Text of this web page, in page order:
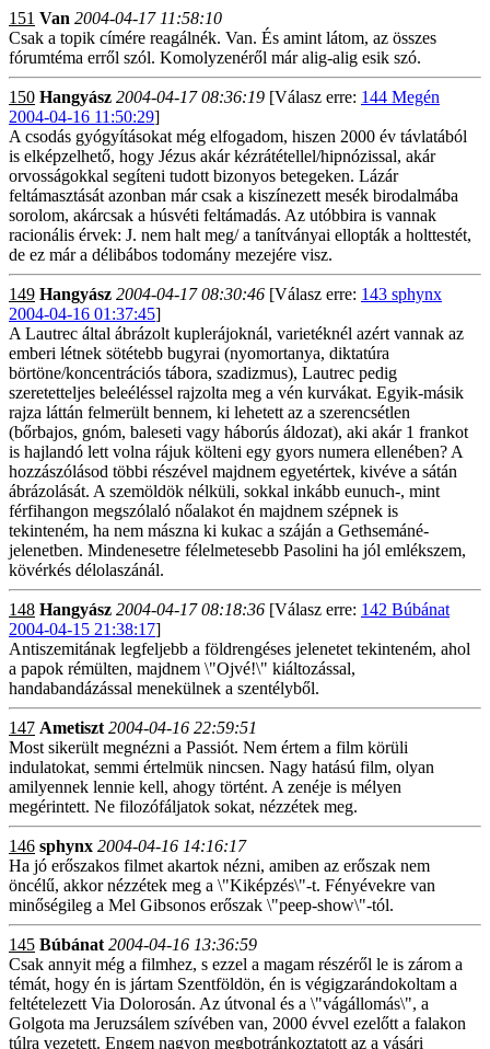
151 Van 2004-04-17 11:58:10
Csak a topik címére reagálnék. Van. És amint látom, az összes
fórumtéma erről szól. Komolyzenéről már alig-alig esik szó.
150 Hangyász 2004-04-17 08:36:19 [Válasz erre: 144 Megén
2004-04-16 11:50:29]
A csodás gyógyításokat még elfogadom, hiszen 2000 év távlatából
is elképzelhető, hogy Jézus akár kézrátétellel/hipnózissal, akár
orvosságokkal segíteni tudott bizonyos betegeken. Lázár
feltámasztását azonban már csak a kiszínezett mesék birodalmába
sorolom, akárcsak a húsvéti feltámadás. Az utóbbira is vannak
racionális érvek: J. nem halt meg/ a tanítványai ellopták a holttestét,
de ez már a délibábos todomány mezejére visz.
149 Hangyász 2004-04-17 08:30:46 [Válasz erre: 143 sphynx
2004-04-16 01:37:45]
A Lautrec által ábrázolt kuplerájoknál, varietéknél azért vannak az
emberi létnek sötétebb bugyrai (nyomortanya, diktatúra
börtöne/koncentrációs tábora, szadizmus), Lautrec pedig
szeretetteljes beleéléssel rajzolta meg a vén kurvákat. Egyik-másik
rajza láttán felmerült bennem, ki lehetett az a szerencsétlen
(bőrbajos, gnóm, baleseti vagy háborús áldozat), aki akár 1 frankot
is hajlandó lett volna rájuk költeni egy gyors numera ellenében? A
hozzászólásod többi részével majdnem egyetértek, kivéve a sátán
ábrázolását. A szemöldök nélküli, sokkal inkább eunuch-, mint
férfihangon megszólaló nőalakot én majdnem szépnek is
tekinteném, ha nem mászna ki kukac a száján a Gethsemáné-
jelenetben. Mindenesetre félelmetesebb Pasolini ha jól emlékszem,
kövérkés délolaszánál.
148 Hangyász 2004-04-17 08:18:36 [Válasz erre: 142 Búbánat
2004-04-15 21:38:17]
Antiszemitának legfeljebb a földrengéses jelenetet tekinteném, ahol
a papok rémülten, majdnem \"Ojvé!\" kiáltozással,
handabandázással menekülnek a szentélyből.
147 Ametiszt 2004-04-16 22:59:51
Most sikerült megnézni a Passiót. Nem értem a film körüli
indulatokat, semmi értelmük nincsen. Nagy hatású film, olyan
amilyennek lennie kell, ahogy történt. A zenéje is mélyen
megérintett. Ne filozófáljatok sokat, nézzétek meg.
146 sphynx 2004-04-16 14:16:17
Ha jó erőszakos filmet akartok nézni, amiben az erőszak nem
öncélű, akkor nézzétek meg a \"Kiképzés\"-t. Fényévekre van
minőségileg a Mel Gibsonos erőszak \"peep-show\"-tól.
145 Búbánat 2004-04-16 13:36:59
Csak annyit még a filmhez, s ezzel a magam részéről le is zárom a
témát, hogy én is jártam Szentföldön, én is végigzarándokoltam a
feltételezett Via Dolorosán. Az útvonal és a \"vágállomás\", a
Golgota ma Jeruzsálem szívében van, 2000 évvel ezelőtt a falakon
túlra vezetett. Engem nagyon megbotránkoztatott az a vásári